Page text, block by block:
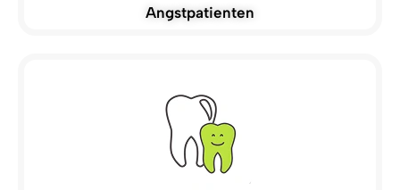
Angstpatienten